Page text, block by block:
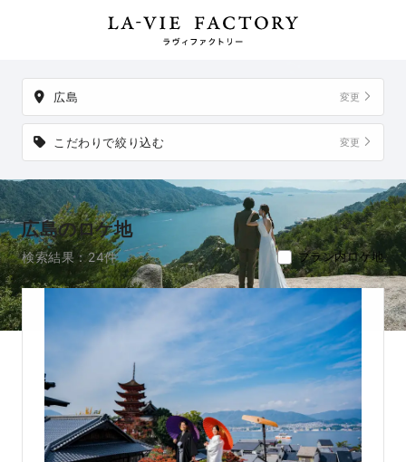
広島 変更
こだわりで絞り込む 変更
広島のロケ地
検索結果：24件 プラン内ロケ地